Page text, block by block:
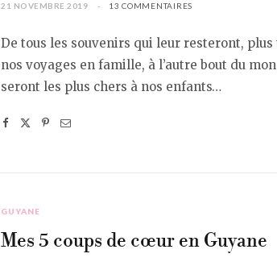
21 NOVEMBRE 2019 13 COMMENTAIRES
De tous les souvenirs qui leur resteront,
nos voyages en famille, à l’autre bout du
seront les plus chers à nos enfants…
GUYANE
Mes 5 coups de cœur en Guyane